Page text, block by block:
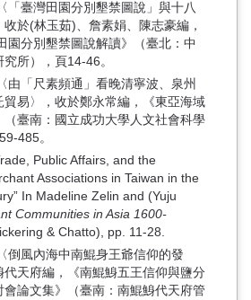
「臺灣田園分別墾禁圖說」與十八
於(林玉茹)、詹素娟、陳志豪編，
園分別墾禁圖說解讀》（臺北：中
所），頁14-46。
由「尺素頻通」看晚清寧波、泉州
貿易〉，收於鄭永常編，《東亞海域
（臺南：國立成功大學人文社會科學
485。
Public Affairs, and the
Associations in Taiwan in the
In Madeline Zelin and (Yuju
Communities in Asia 1600-
& Chatto), pp. 11-28.
倒風內海中南鯤身王爺信仰的發
代天府編，《南鯤鯓五王信仰與鹽分
論文集》（臺南：南鯤鯓代天府管